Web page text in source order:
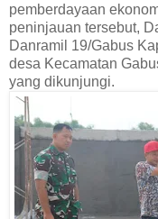
pemberdayaan
peninjauan tersebut,
Danramil 19/Gabus
desa Kecamatan
yang dikunjungi.